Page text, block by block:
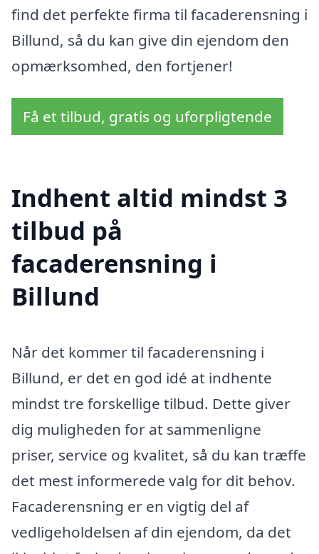
find det perfekte firma til facaderensning i
Billund, så du kan give din ejendom den
opmærksomhed, den fortjener!
Få et tilbud, gratis og uforpligtende
Indhent altid mindst 3
tilbud på
facaderensning i
Billund
Når det kommer til facaderensning i
Billund, er det en god idé at indhente
mindst tre forskellige tilbud. Dette giver
dig muligheden for at sammenligne
priser, service og kvalitet, så du kan træffe
det mest informerede valg for dit behov.
Facaderensning er en vigtig del af
vedligeholdelsen af din ejendom, da det